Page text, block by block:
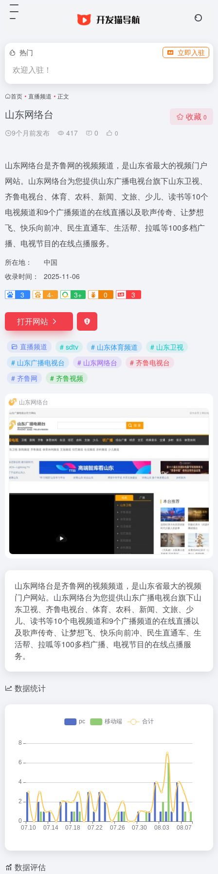
热门 立即入驻
欢迎入驻！
首页 • 直播频道 • 正文
山东网络台
9个月前发布 417 0 0
收藏 0
山东网络台是齐鲁网的视频频道，是山东省最大的视频门户
网站。山东网络台为您提供山东广播电视台旗下山东卫视、
齐鲁电视台、体育、农科、新闻、文旅、少儿、读书等10个
电视频道和9个广播频道的在线直播以及歌声传奇、让梦想
飞、快乐向前冲、民生直通车、生活帮、拉呱等100多档广
播、电视节目的在线点播服务。
所在地：
中国
收录时间：
2025-11-06
3
4- 3+ 0 3
打开网站
直播频道 # sdtv # 山东体育频道
# 山东卫视
# 山东广播电视台
# 山东网络台
# 齐鲁电视台
# 齐鲁网
# 齐鲁视频
山东网络台
山东网络台是齐鲁网的视频频道，是山东省最大的视频
门户网站。山东网络台为您提供山东广播电视台旗下山
东卫视、齐鲁电视台、体育、农科、新闻、文旅、少
儿、读书等10个电视频道和9个广播频道的在线直播以
及歌声传奇、让梦想飞、快乐向前冲、民生直通车、生
活帮、拉呱等100多档广播、电视节目的在线点播服
务。
数据统计
数据评估